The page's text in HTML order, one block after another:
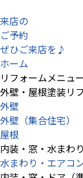
来店の
ご予約
ぜひご来店を♪
ホーム
リフォームメニュー
外壁・屋根塗装リ
外壁
外壁（集合住宅）
屋根
内装・窓・水まわ
水まわり・エアコ